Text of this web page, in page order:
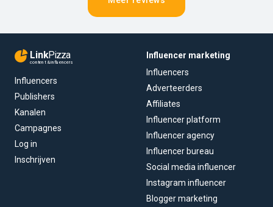
LinkPizza
content & influencers
Influencers
Publishers
Kanalen
Campagnes
Log in
Inschrijven
Influencer marketing
Influencers
Adverteerders
Affiliates
Influencer platform
Influencer agency
Influencer bureau
Social media influencer
Instagram influencer
Blogger marketing